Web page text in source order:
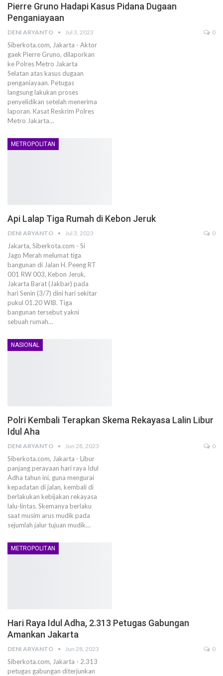
Pierre Gruno Hadapi Kasus Pidana Dugaan
Penganiayaan
DENI ARYANTO Jul 3, 2023 0
Siberkota.com, Jakarta - Aktor
gaek Pierre Gruno, dilaporkan
ke Polres Metro Jakarta
Selatan atas kasus dugaan
penganiayaan. Petugas
langsung lakukan proses
penyelidikan setelah menerima
laporan. Kasat Reskrim Polres
Metro Jakarta…
METROPOLITAN
Api Lalap Tiga Rumah di Kebon Jeruk
DENI ARYANTO Jul 3, 2023 0
Jakarta, Siberkota.com - Si
Jago Merah melumat tiga
bangunan di Jalan H. Peeng RT
001 RW 003, Kebon Jeruk,
Jakarta Barat (Jakbar) pada
hari Senin (3/7) dini hari sekitar
pukul 01.20 WIB. Tiga
bangunan tersebut yakni
sebuah rumah…
NASIONAL
Polri Kembali Terapkan Skema Rekayasa Lalin Libur
Idul Aha
DENI ARYANTO Jun 28, 2023 0
Siberkota.com, Jakarta - Libur
panjang perayaan hari raya Idul
Adha tahun ini, guna mengurai
kepadatan di jalan, kembali di
berlakukan kebijakan rekayasa
lalu-lintas. Skemanya berlaku
saat musim arus mudik pada
sejumlah jalur tujuan mudik…
METROPOLITAN
Hari Raya Idul Adha, 2.313 Petugas Gabungan
Amankan Jakarta
DENI ARYANTO Jun 28, 2023 0
Siberkota.com, Jakarta - 2.313
petugas gabungan diterjunkan